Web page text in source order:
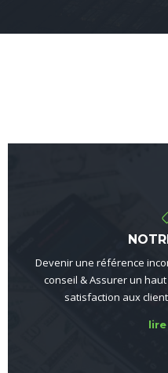
Devenir une référence
conseil & Assurer un
satisfaction aux